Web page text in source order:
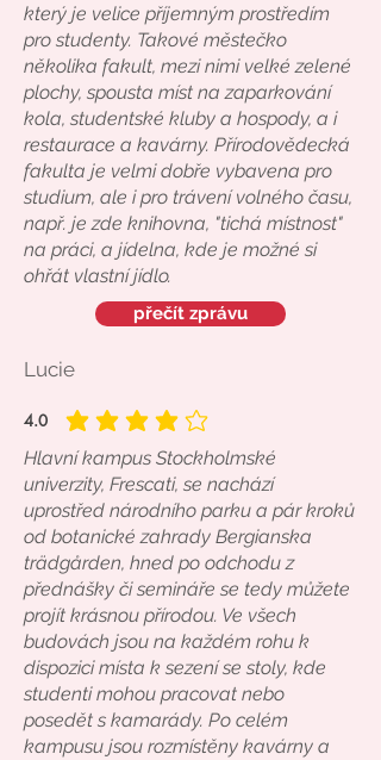
který je velice příjemným prostředím
pro studenty. Takové městečko
několika fakult, mezi nimi velké zelené
plochy, spousta míst na zaparkování
kola, studentské kluby a hospody, a i
restaurace a kavárny. Přírodovědecká
fakulta je velmi dobře vybavena pro
studium, ale i pro trávení volného času,
např. je zde knihovna, "tichá místnost"
na práci, a jídelna, kde je možné si
ohřát vlastní jídlo.
přečít zprávu
Lucie
4.0
average rating is 4 out of 5
Hlavní kampus Stockholmské
univerzity, Frescati, se nachází
uprostřed národního parku a pár kroků
od botanické zahrady Bergianska
trädgården, hned po odchodu z
přednášky či semináře se tedy můžete
projít krásnou přírodou. Ve všech
budovách jsou na každém rohu k
dispozici místa k sezení se stoly, kde
studenti mohou pracovat nebo
posedět s kamarády. Po celém
kampusu jsou rozmístěny kavárny a